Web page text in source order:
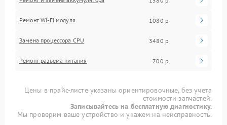
Ремонт Wi-Fi модуля 1080 р
Замена процессора CPU 3480 р
Ремонт разъема питания 700 р
Цены в прайс-листе указаны ориентировочные, без учета
стоимости запчастей.
Записывайтесь на бесплатную диагностику.
Мы проверим ваше устройство и укажем на неисправность.